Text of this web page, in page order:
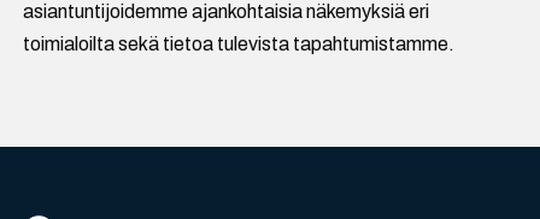
asiantuntijoidemme ajankohtaisia näkemyksiä eri
toimialoilta sekä tietoa tulevista tapahtumistamme.